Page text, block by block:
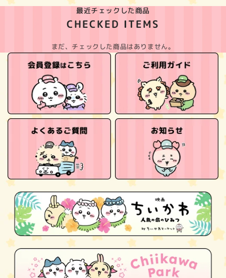
最近チェックした商品
CHECKED ITEMS
まだ、チェックした商品はありません。